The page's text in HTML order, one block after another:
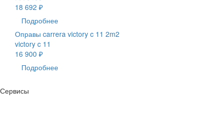
18 692 ₽
Подробнее
Оправы carrera victory c 11 2m2
victory c 11
16 900 ₽
Подробнее
Сервисы